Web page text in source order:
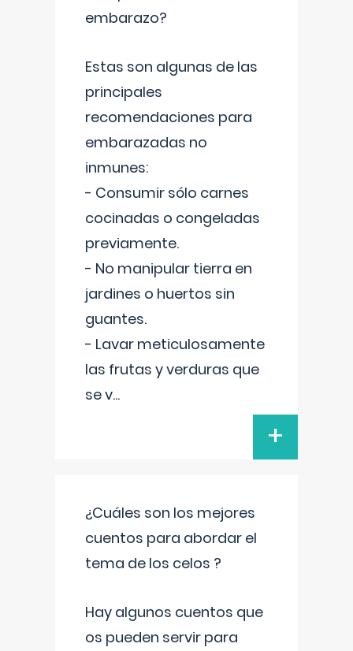
embarazo?
Estas son algunas de las
principales
recomendaciones para
embarazadas no
inmunes:
- Consumir sólo carnes
cocinadas o congeladas
previamente.
- No manipular tierra en
jardines o huertos sin
guantes.
- Lavar meticulosamente
las frutas y verduras que
se v...
+
¿Cuáles son los mejores
cuentos para abordar el
tema de los celos ?
Hay algunos cuentos que
os pueden servir para